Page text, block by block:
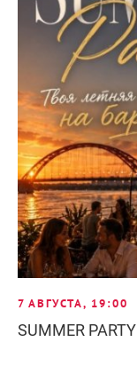
7 АВГУСТА, 19:00
SUMMER PARTY